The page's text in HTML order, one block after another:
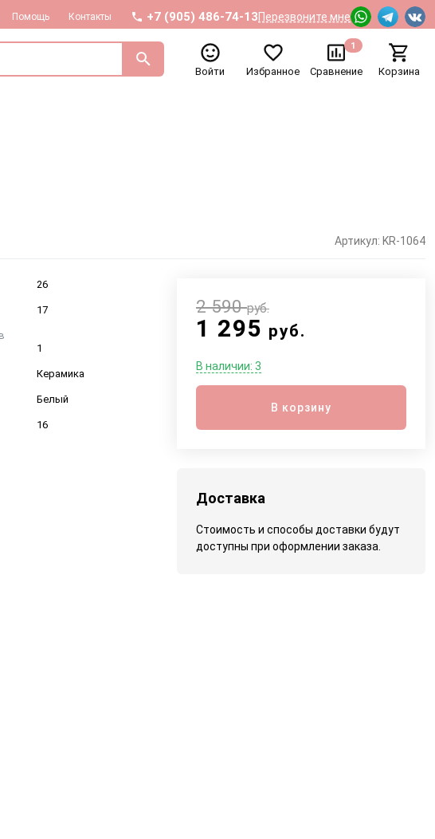
Помощь Контакты +7 (905) 486-74-13Перезвоните мне
Войти Избранное Сравнение
1
Корзина
Артикул: KR-1064
26
17
1
Керамика
Белый
16
1 295 руб.
2 590руб.
В наличии: 3
В корзину
Доставка
Стоимость и способы доставки будут
доступны при оформлении заказа.